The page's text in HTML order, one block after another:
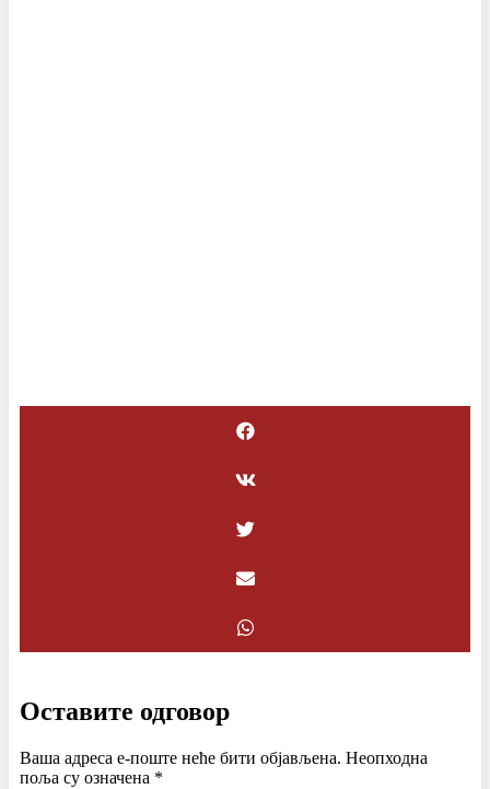
Оставите одговор
Ваша адреса е-поште неће бити објављена. Неопходна
поља су означена *